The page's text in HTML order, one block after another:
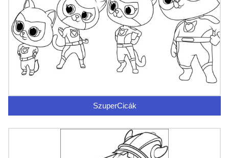
SzuperCicák